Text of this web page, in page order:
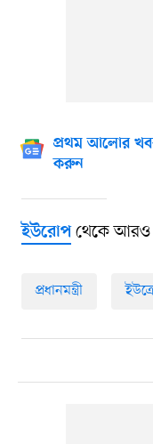
প্রথম আলোর
করুন
ইউরোপথেকে
প্রধানমন্ত্রী